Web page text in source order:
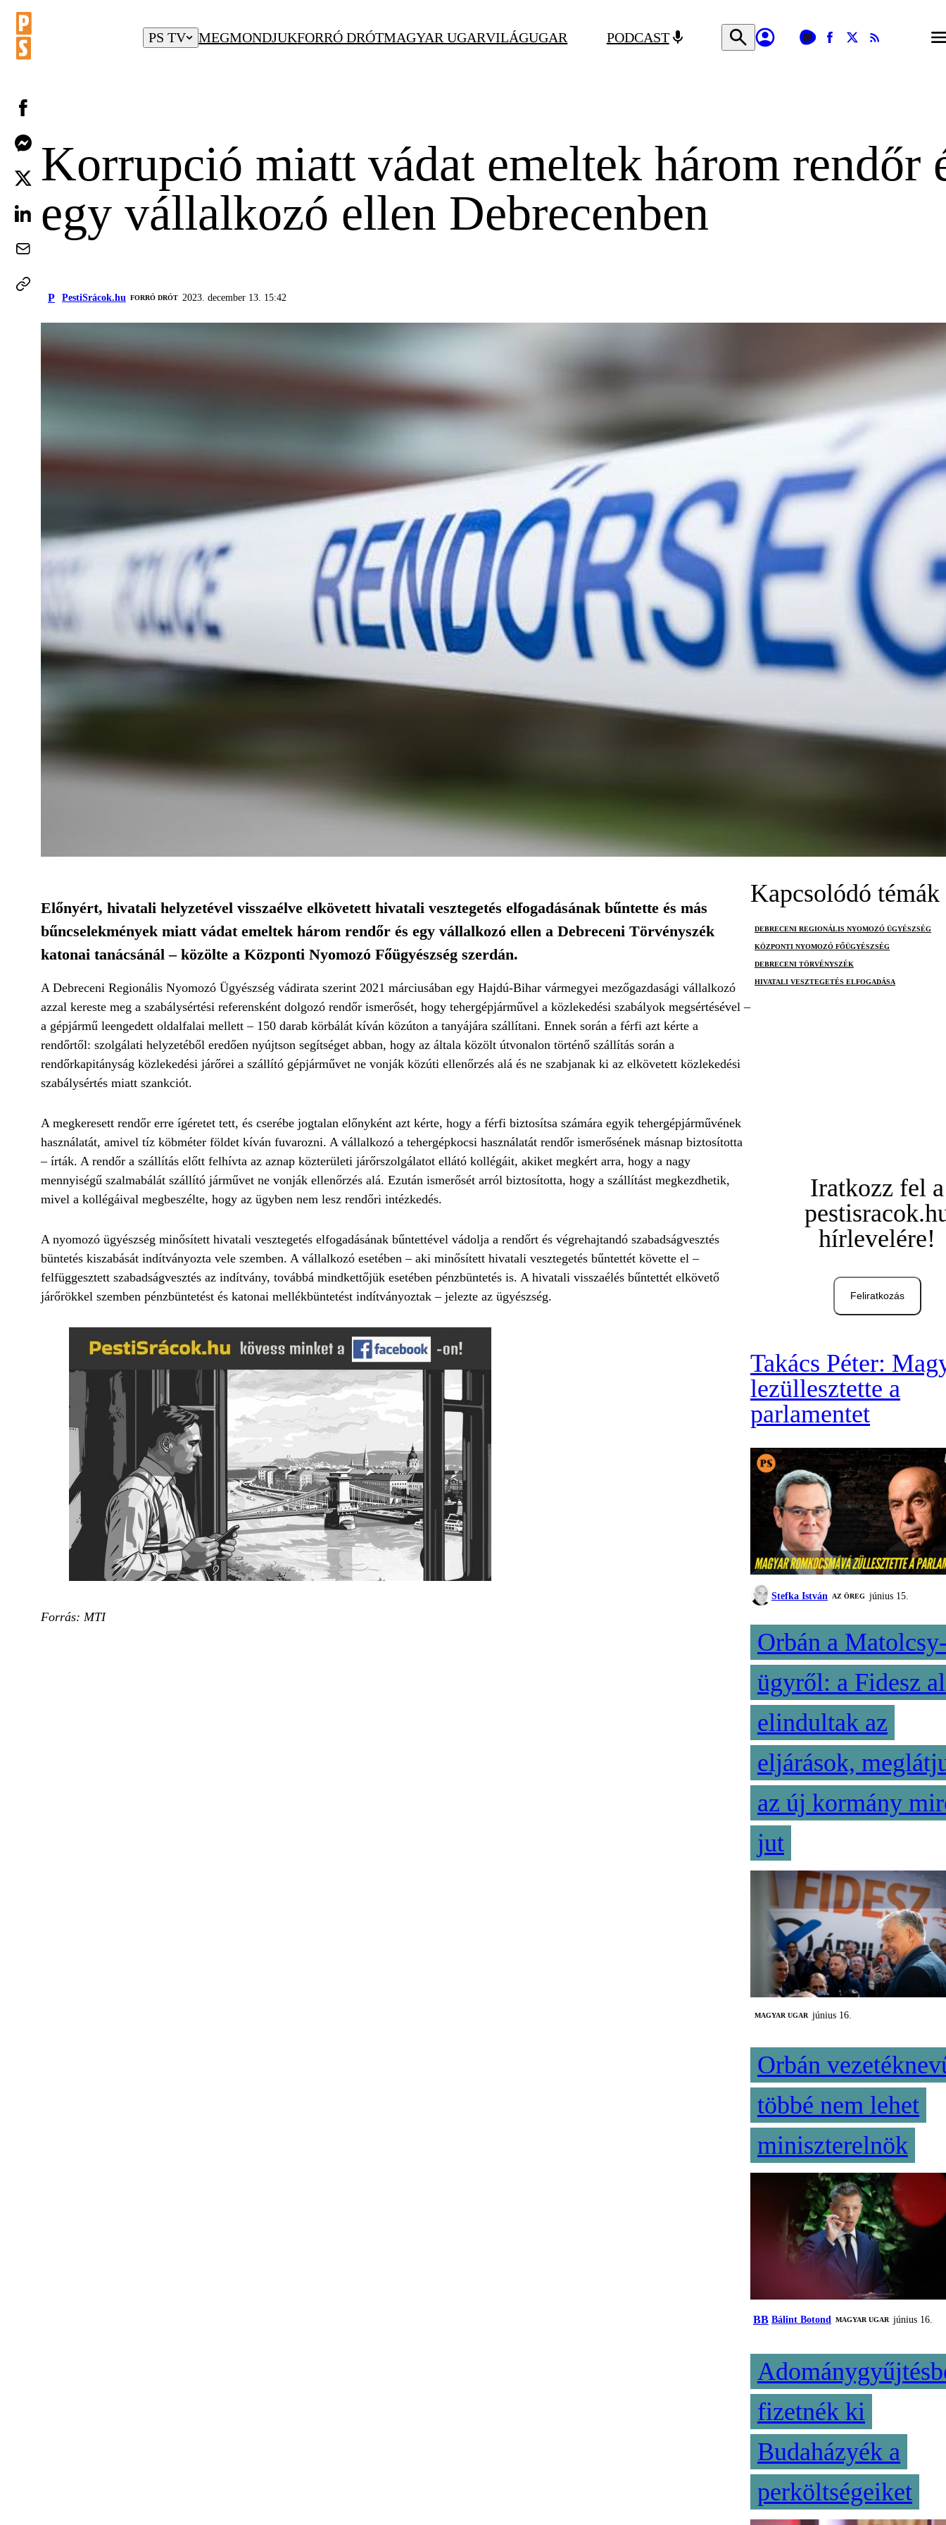
PS TV MEGMONDJUKFORRÓ DRÓTMAGYAR UGARVILÁGUGAR PODCAST
Korrupció miatt vádat emeltek három rendőr
egy vállalkozó ellen Debrecenben
P PestiSrácok.hu FORRÓ DRÓT 2023. december 13. 15:42
Előnyért, hivatali helyzetével visszaélve elkövetett hivatali vesztegetés elfogadásának bűntette és más
bűncselekmények miatt vádat emeltek három rendőr és egy vállalkozó ellen a Debreceni Törvényszék
katonai tanácsánál – közölte a Központi Nyomozó Főügyészség szerdán.
A Debreceni Regionális Nyomozó Ügyészség vádirata szerint 2021 márciusában egy Hajdú-Bihar vármegyei mezőgazdasági vállalkozó
azzal kereste meg a szabálysértési referensként dolgozó rendőr ismerősét, hogy tehergépjárművel a közlekedési szabályok megsértésével –
a gépjármű leengedett oldalfalai mellett – 150 darab körbálát kíván közúton a tanyájára szállítani. Ennek során a férfi azt kérte a
rendőrtől: szolgálati helyzetéből eredően nyújtson segítséget abban, hogy az általa közölt útvonalon történő szállítás során a
rendőrkapitányság közlekedési járőrei a szállító gépjárművet ne vonják közúti ellenőrzés alá és ne szabjanak ki az elkövetett közlekedési
szabálysértés miatt szankciót.
A megkeresett rendőr erre ígéretet tett, és cserébe jogtalan előnyként azt kérte, hogy a férfi biztosítsa számára egyik tehergépjárművének
használatát, amivel tíz köbméter földet kíván fuvarozni. A vállalkozó a tehergépkocsi használatát rendőr ismerősének másnap biztosította
– írták. A rendőr a szállítás előtt felhívta az aznap közterületi járőrszolgálatot ellátó kollégáit, akiket megkért arra, hogy a nagy
mennyiségű szalmabálát szállító járművet ne vonják ellenőrzés alá. Ezután ismerősét arról biztosította, hogy a szállítást megkezdhetik,
mivel a kollégáival megbeszélte, hogy az ügyben nem lesz rendőri intézkedés.
A nyomozó ügyészség minősített hivatali vesztegetés elfogadásának bűntettével vádolja a rendőrt és végrehajtandó szabadságvesztés
büntetés kiszabását indítványozta vele szemben. A vállalkozó esetében – aki minősített hivatali vesztegetés bűntettét követte el –
felfüggesztett szabadságvesztés az indítvány, továbbá mindkettőjük esetében pénzbüntetés is. A hivatali visszaélés bűntettét elkövető
járőrökkel szemben pénzbüntetést és katonai mellékbüntetést indítványoztak – jelezte az ügyészség.
Forrás: MTI
Kapcsolódó témák
DEBRECENI REGIONÁLIS NYOMOZÓ ÜGYÉSZSÉG
KÖZPONTI NYOMOZÓ FŐÜGYÉSZSÉG
DEBRECENI TÖRVÉNYSZÉK
HIVATALI VESZTEGETÉS ELFOGADÁSA
Iratkozz fel a
hírlevelére!
Feliratkozás
Takács Péter:
lezüllesztette a
parlamentet
Stefka István AZ ÖREG június 15.
Orbán a
ügyről: a Fidesz
elindultak az
eljárások,
az új kormány
jut
MAGYAR UGAR június 16.
Orbán
többé nem lehet
miniszterelnök
BB Bálint Botond MAGYAR UGAR június 16.
fizetnék ki
Budaházyék a
perköltségeiket